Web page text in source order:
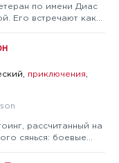
по имени Диас
Его встречают как
бескрайней
либо признаков
приключения,
рассчитанный на
сянься: боевые
и